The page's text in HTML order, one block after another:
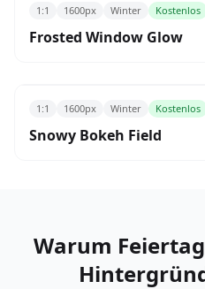
1:1 1600px Winter Kostenlos
Frosted Window Glow
1:1 1600px Winter Kostenlos
Snowy Bokeh Field
Warum